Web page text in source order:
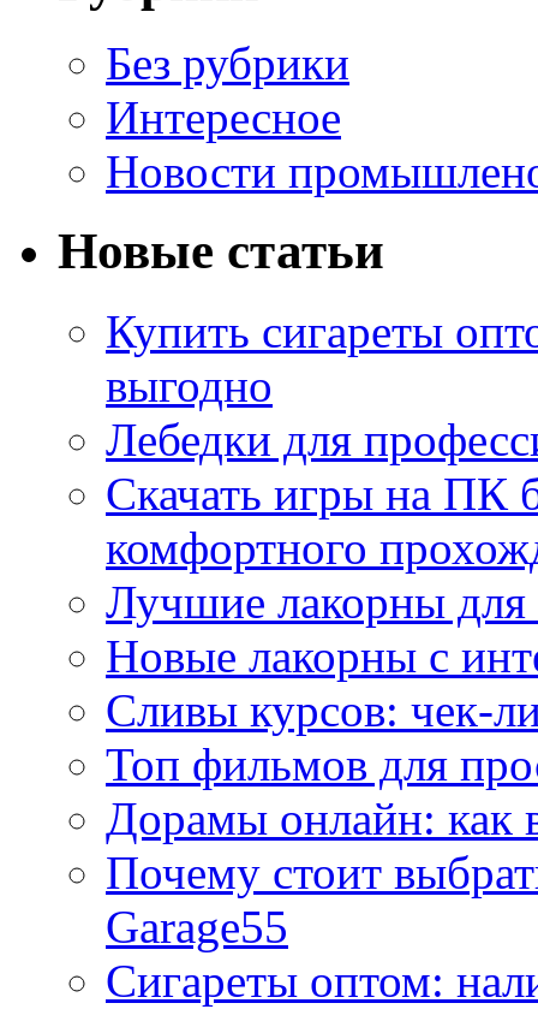
Без рубрики
Интересное
Новости
Новые статьи
Купить сигареты
выгодно
Лебедки для
Скачать игры на ПК
комфортного
Лучшие лакорны для
Новые лакорны с
Сливы курсов: чек-
Топ фильмов для
Дорамы онлайн: как
Почему стоит
Garage55
Сигареты оптом: